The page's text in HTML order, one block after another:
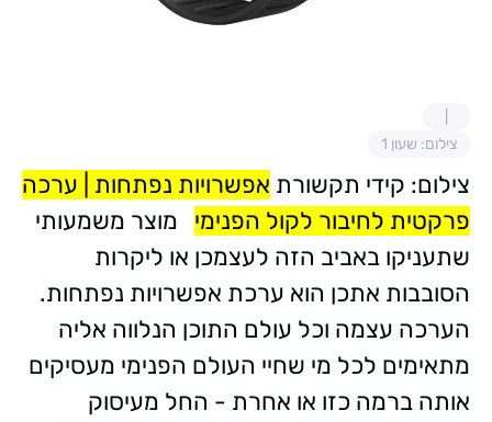
צילום: שעון 1
צילום: קידי תקשורת אפשרויות נפתחות | ערכה
פרקטית לחיבור לקול הפנימי מוצר משמעותי
שתעניקו באביב הזה לעצמכן או ליקרות
הסובבות אתכן הוא ערכת אפשרויות נפתחות.
הערכה עצמה וכל עולם התוכן הנלווה אליה
מתאימים לכל מי שחיי העולם הפנימי מעסיקים
אותה ברמה כזו או אחרת - החל מעיסוק